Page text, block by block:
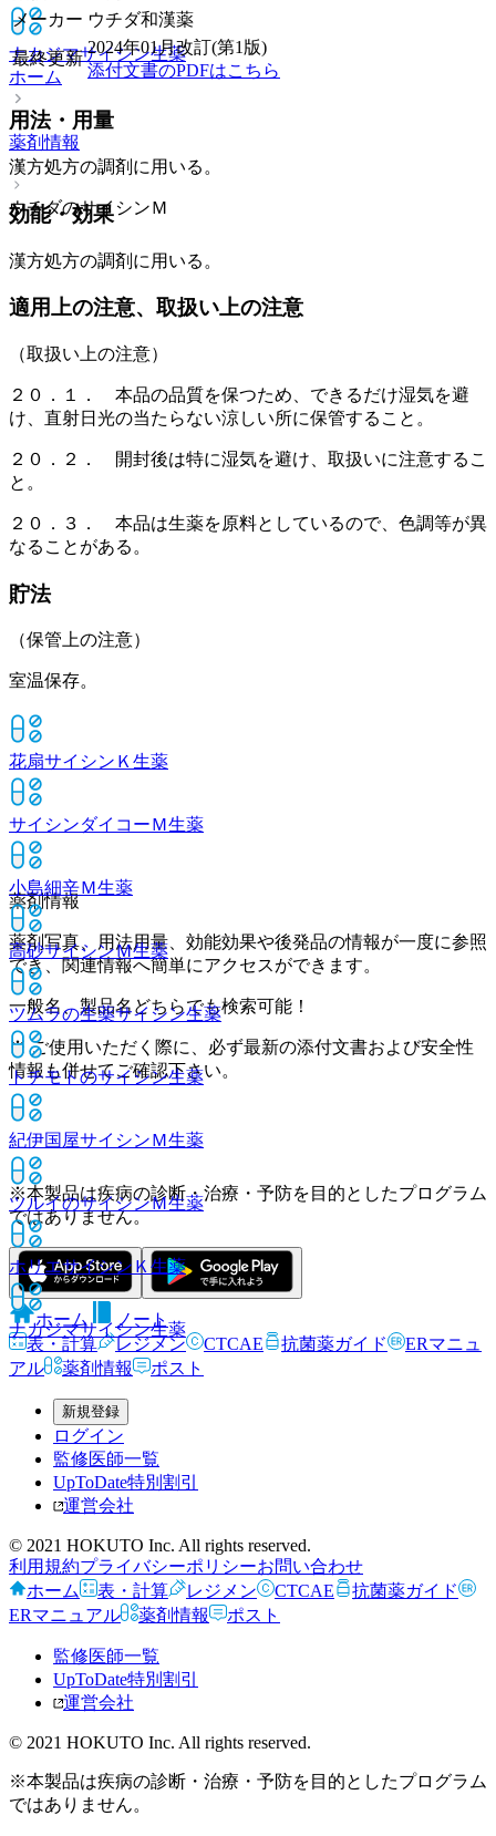
ナカジマサイシン生薬
ホーム
薬剤情報
ウチダのサイシンＭ
メーカー ウチダ和漢薬
最終更新
2024年01月改訂(第1版)
添付文書のPDFはこちら
用法・用量
漢方処方の調剤に用いる。
効能・効果
漢方処方の調剤に用いる。
適用上の注意、取扱い上の注意
（取扱い上の注意）
２０．１． 本品の品質を保つため、できるだけ湿気を避
け、直射日光の当たらない涼しい所に保管すること。
２０．２． 開封後は特に湿気を避け、取扱いに注意するこ
と。
２０．３． 本品は生薬を原料としているので、色調等が異
なることがある。
貯法
（保管上の注意）
室温保存。
花扇サイシンＫ 生薬
サイシンダイコーＭ生薬
小島細辛Ｍ生薬
高砂サイシンＭ生薬
ツムラの生薬サイシン生薬
トチモトのサイシン生薬
紀伊国屋サイシンＭ生薬
ツルイのサイシンＭ生薬
ホリエサイシンＫ 生薬
ナカジマサイシン生薬
薬剤情報
薬剤写真、用法用量、効能効果や後発品の情報が一度に参照
でき、関連情報へ簡単にアクセスができます。
一般名、製品名どちらでも検索可能！
※ ご使用いただく際に、必ず最新の添付文書および安全性
情報も併せてご確認下さい。
※本製品は疾病の診断・治療・予防を目的としたプログラム
ではありません。
ホーム
ノート
表・計算
レジメン CTCAE 抗菌薬ガイド
ERマニュ
アル
薬剤情報 ポスト
新規登録
ログイン
監修医師一覧
UpToDate特別割引
運営会社
© 2021 HOKUTO Inc. All rights reserved.
利用規約プライバシーポリシーお問い合わせ
ホーム
表・計算 レジメン CTCAE
抗菌薬ガイド
ERマニュアル
薬剤情報 ポスト
監修医師一覧
UpToDate特別割引
運営会社
© 2021 HOKUTO Inc. All rights reserved.
※本製品は疾病の診断・治療・予防を目的としたプログラム
ではありません。